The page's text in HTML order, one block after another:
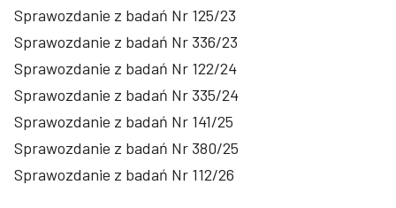
Sprawozdanie z badań Nr 125/23
Sprawozdanie z badań Nr 336/23
Sprawozdanie z badań Nr 122/24
Sprawozdanie z badań Nr 335/24
Sprawozdanie z badań Nr 141/25
Sprawozdanie z badań Nr 380/25
Sprawozdanie z badań Nr 112/26